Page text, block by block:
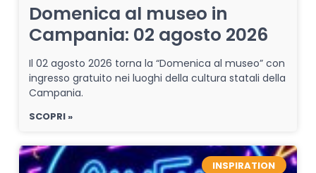
Domenica al museo in
Campania: 02 agosto 2026
Il 02 agosto 2026 torna la “Domenica al museo” con
ingresso gratuito nei luoghi della cultura statali della
Campania.
SCOPRI »
INSPIRATION